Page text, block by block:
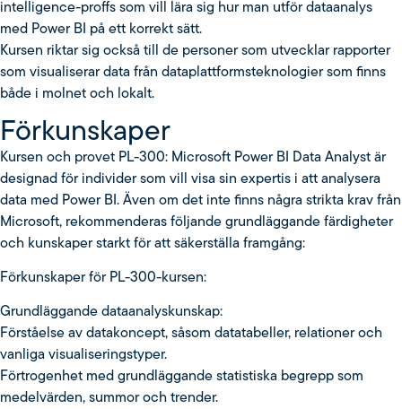
intelligence-proffs som vill lära sig hur man utför dataanalys
med Power BI på ett korrekt sätt.
Kursen riktar sig också till de personer som utvecklar rapporter
som visualiserar data från dataplattformsteknologier som finns
både i molnet och lokalt.
Förkunskaper
Kursen och provet PL-300: Microsoft Power BI Data Analyst är
designad för individer som vill visa sin expertis i att analysera
data med Power BI. Även om det inte finns några strikta krav från
Microsoft, rekommenderas följande grundläggande färdigheter
och kunskaper starkt för att säkerställa framgång:
Förkunskaper för PL-300-kursen:
Grundläggande dataanalyskunskap:
Förståelse av datakoncept, såsom datatabeller, relationer och
vanliga visualiseringstyper.
Förtrogenhet med grundläggande statistiska begrepp som
medelvärden, summor och trender.